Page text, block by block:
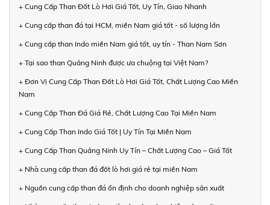
+ Cung Cấp Than Đốt Lò Hơi Giá Tốt, Uy Tín, Giao Nhanh
+ Cung cấp than đá tại HCM, miền Nam giá tốt - số lượng lớn
+ Cung cấp than Indo miền Nam giá tốt, uy tín - Than Nam Sơn
+ Tại sao than Quảng Ninh được ưa chuộng tại Việt Nam?
+ Đơn Vị Cung Cấp Than Đốt Lò Hơi Giá Tốt, Chất Lượng Cao Miền
Nam
+ Cung Cấp Than Đá Giá Rẻ, Chất Lượng Cao Tại Miền Nam
+ Cung Cấp Than Indo Giá Tốt | Uy Tín Tại Miền Nam
+ Cung Cấp Than Quảng Ninh Uy Tín – Chất Lượng Cao – Giá Tốt
+ Nhà cung cấp than đá đốt lò hơi giá rẻ tại miền Nam
+ Nguồn cung cấp than đá ổn định cho doanh nghiệp sản xuất